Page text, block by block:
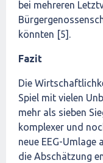
bei mehreren
könnten [5].
Fazit
Die
Spiel mit vielen
mehr als sieben
komplexer und
neue EEG-
die Abschätzung